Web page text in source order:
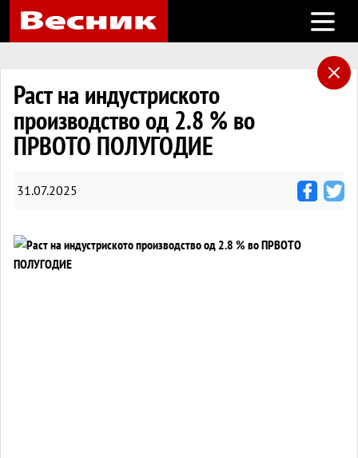
Open
Раст на индустриското
производство од 2.8 % во
ПРВОТО ПОЛУГОДИЕ
31.07.2025